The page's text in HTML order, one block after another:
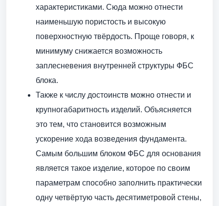
характеристиками. Сюда можно отнести
наименьшую пористость и высокую
поверхностную твёрдость. Проще говоря, к
минимуму снижается возможность
заплесневения внутренней структуры ФБС
блока.
Также к числу достоинств можно отнести и
крупногабаритность изделий. Объясняется
это тем, что становится возможным
ускорение хода возведения фундамента.
Самым большим блоком ФБС для основания
является такое изделие, которое по своим
параметрам способно заполнить практически
одну четвёртую часть десятиметровой стены,